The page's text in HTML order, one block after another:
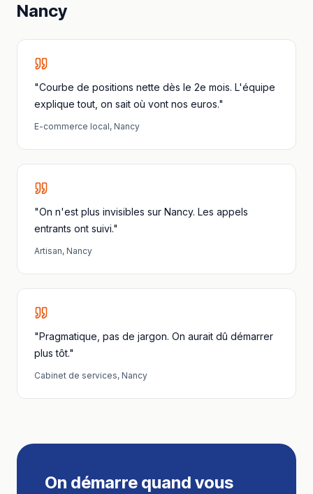
Nancy
"Courbe de positions nette dès le 2e mois. L'équipe
explique tout, on sait où vont nos euros."
E-commerce local, Nancy
"On n'est plus invisibles sur Nancy. Les appels
entrants ont suivi."
Artisan, Nancy
"Pragmatique, pas de jargon. On aurait dû démarrer
plus tôt."
Cabinet de services, Nancy
On démarre quand vous